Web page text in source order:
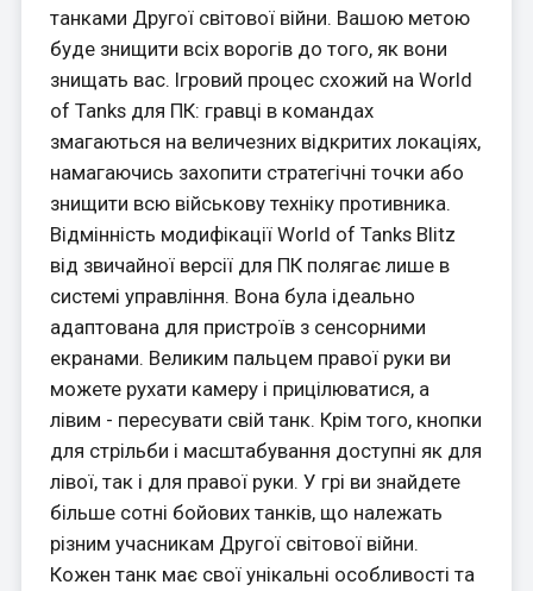
танками Другої світової війни. Вашою метою
буде знищити всіх ворогів до того, як вони
знищать вас. Ігровий процес схожий на World
of Tanks для ПК: гравці в командах
змагаються на величезних відкритих локаціях,
намагаючись захопити стратегічні точки або
знищити всю військову техніку противника.
Відмінність модифікації World of Tanks Blitz
від звичайної версії для ПК полягає лише в
системі управління. Вона була ідеально
адаптована для пристроїв з сенсорними
екранами. Великим пальцем правої руки ви
можете рухати камеру і прицілюватися, а
лівим - пересувати свій танк. Крім того, кнопки
для стрільби і масштабування доступні як для
лівої, так і для правої руки. У грі ви знайдете
більше сотні бойових танків, що належать
різним учасникам Другої світової війни.
Кожен танк має свої унікальні особливості та